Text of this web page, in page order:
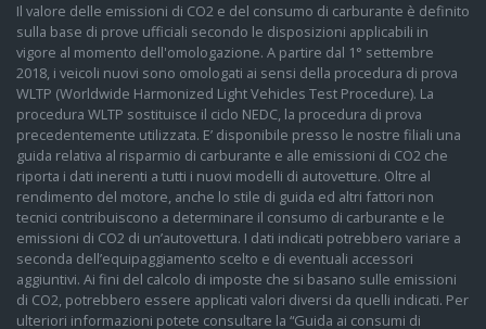
Il valore delle emissioni di CO2 e del consumo di carburante è definito
sulla base di prove ufficiali secondo le disposizioni applicabili in
vigore al momento dell'omologazione. A partire dal 1° settembre
2018, i veicoli nuovi sono omologati ai sensi della procedura di prova
WLTP (Worldwide Harmonized Light Vehicles Test Procedure). La
procedura WLTP sostituisce il ciclo NEDC, la procedura di prova
precedentemente utilizzata. E’ disponibile presso le nostre filiali una
guida relativa al risparmio di carburante e alle emissioni di CO2 che
riporta i dati inerenti a tutti i nuovi modelli di autovetture. Oltre al
rendimento del motore, anche lo stile di guida ed altri fattori non
tecnici contribuiscono a determinare il consumo di carburante e le
emissioni di CO2 di un’autovettura. I dati indicati potrebbero variare a
seconda dell’equipaggiamento scelto e di eventuali accessori
aggiuntivi. Ai fini del calcolo di imposte che si basano sulle emissioni
di CO2, potrebbero essere applicati valori diversi da quelli indicati. Per
ulteriori informazioni potete consultare la “Guida ai consumi di